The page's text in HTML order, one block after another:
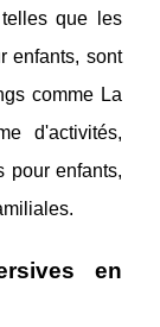
que les
enfants, sont
comme La
d'activités,
pour enfants,
en